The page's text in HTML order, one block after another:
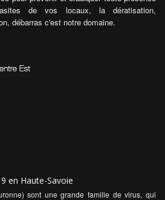
de vos locaux, la dératisation,
débarras c'est notre domaine.
en Haute-Savoie
sont une grande famille de virus, qui